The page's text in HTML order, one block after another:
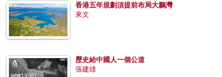
香港五年規劃須提前布局大鵬灣
來文
歷史給中國人一個公道
張建雄